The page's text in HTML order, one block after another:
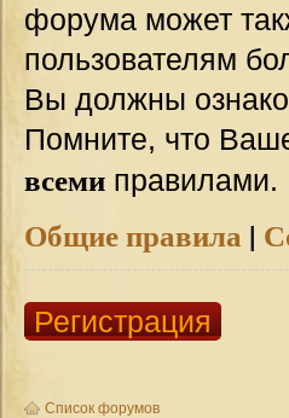
форума может
пользователям
Вы должны
Помните, что
всеми правилами.
Общие правила |
Регистрация
Список форумов